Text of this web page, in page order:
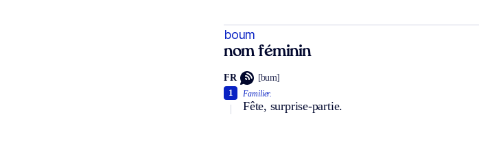
boum
nom féminin
FR [bum]
Familier.
Fête, surprise-partie.
1